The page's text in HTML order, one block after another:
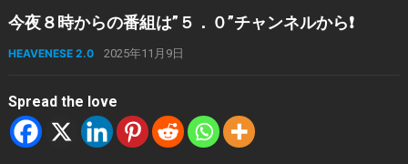
今夜８時からの番組は”５．０”チャンネルから❗️
HEAVENESE 2.0 2025年11月9日
Spread the love